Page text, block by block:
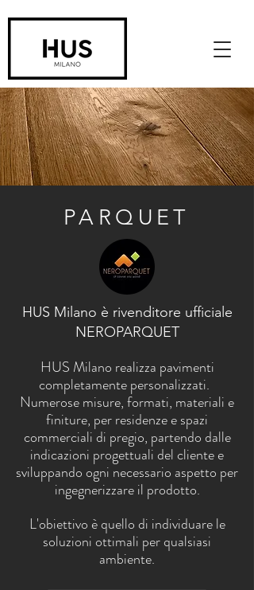
PARQUET
HUS Milano è rivenditore ufficiale
NEROPARQUET
HUS Milano realizza pavimenti
completamente personalizzati.
Numerose misure, formati, materiali e
finiture, per residenze e spazi
commerciali di pregio, partendo dalle
indicazioni progettuali del cliente e
sviluppando ogni necessario aspetto per
ingegnerizzare il prodotto.
L'obiettivo è quello di individuare le
soluzioni ottimali per qualsiasi
ambiente.